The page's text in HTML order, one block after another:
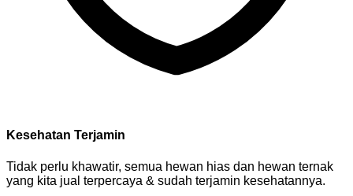
Kesehatan Terjamin
Tidak perlu khawatir, semua hewan hias dan hewan ternak
yang kita jual terpercaya & sudah terjamin kesehatannya.